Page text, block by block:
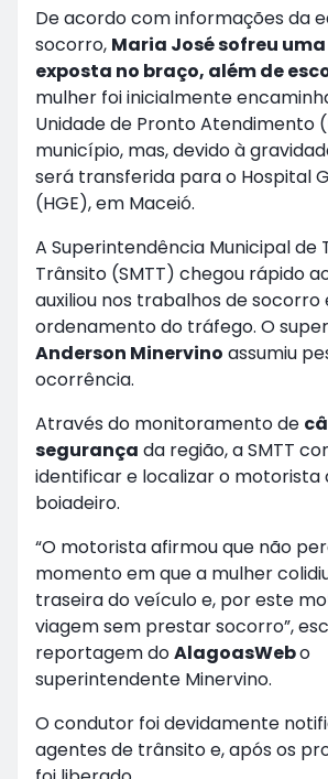
De acordo com informações da
socorro, Maria José sofreu
exposta no braço, além de
mulher foi inicialmente
Unidade de Pronto Atendimento
município, mas, devido à
será transferida para o Hospital
(HGE), em Maceió.
A Superintendência Municipal de
Trânsito (SMTT) chegou rápido
auxiliou nos trabalhos de socorro
ordenamento do tráfego. O
Anderson Minervino assumiu
ocorrência.
Através do monitoramento de
segurança da região, a SMTT
identificar e localizar o motorista
boiadeiro.
“O motorista afirmou que não
momento em que a mulher
traseira do veículo e, por este
viagem sem prestar socorro”,
reportagem doAlagoasWebo
superintendente Minervino.
O condutor foi devidamente
agentes de trânsito e, após os